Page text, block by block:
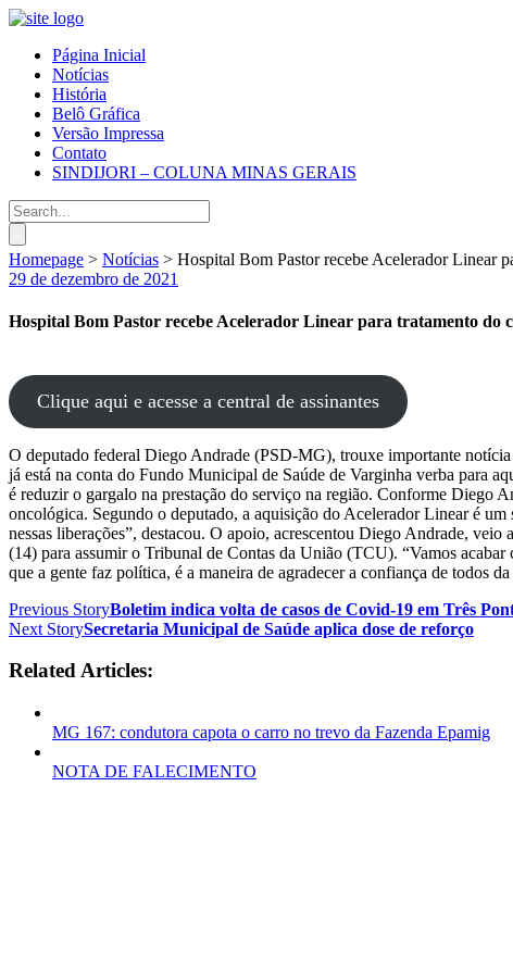
Página Inicial
Notícias
História
Belô Gráfica
Versão Impressa
Contato
SINDIJORI – COLUNA MINAS GERAIS
Homepage > Notícias > Hospital Bom Pastor recebe Acelerador Linear
29 de dezembro de 2021
Hospital Bom Pastor recebe Acelerador Linear para tratamento do
Clique aqui e acesse a central de assinantes
O deputado federal Diego Andrade (PSD-MG), trouxe importante
já está na conta do Fundo Municipal de Saúde de Varginha verba para
é reduzir o gargalo na prestação do serviço na região. Conforme Diego
oncológica. Segundo o deputado, a aquisição do Acelerador Linear é
nessas liberações”, destacou. O apoio, acrescentou Diego Andrade,
(14) para assumir o Tribunal de Contas da União (TCU). “Vamos
que a gente faz política, é a maneira de agradecer a confiança de todos
Previous StoryBoletim indica volta de casos de Covid-19 em Três
Next StorySecretaria Municipal de Saúde aplica dose de reforço
Related Articles:
MG 167: condutora capota o carro no trevo da Fazenda Epamig
NOTA DE FALECIMENTO